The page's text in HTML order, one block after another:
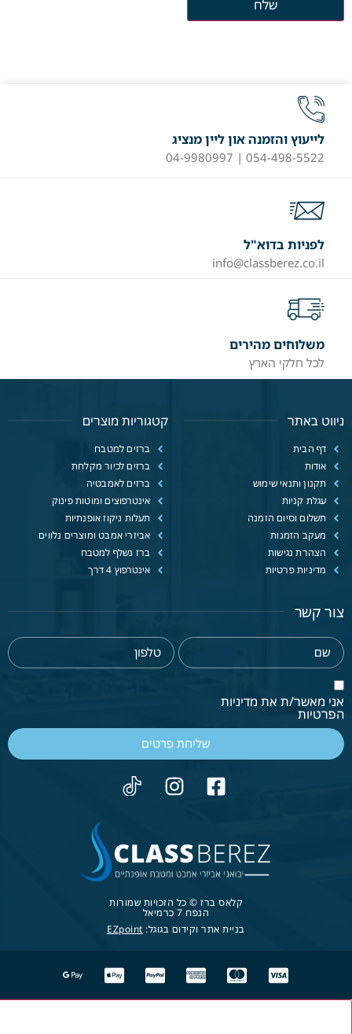
לייעוץ והזמנה און ליין מנציג
054-498-5522 | 04-9980997
לפניות בדוא"ל
info@classberez.co.il
משלוחים מהירים
לכל חלקי הארץ
ניווט באתר
דף הבית
אודות
תקנון ותנאי שימוש
עגלת קניות
תשלום וסיום הזמנה
מעקב הזמנות
הצהרת נגישות
מדיניות פרטיות
קטגוריות מוצרים
ברזים למטבח
ברזים לכיור מקלחת
ברזים לאמבטיה
אינטרפוצים ומוטות פינוק
תעלות ניקוז אופנתיות
אביזרי אמבט ומוצרים נלווים
ברז נשלף למטבח
אינטרפוץ 4 דרך
צור קשר
אני מאשר/ת את מדיניות
הפרטיות
שליחת פרטים
קלאס ברז © כל הזכויות שמורות
הנפח 7 כרמיאל
בניית אתר וקידום בגוגל: EZpoint